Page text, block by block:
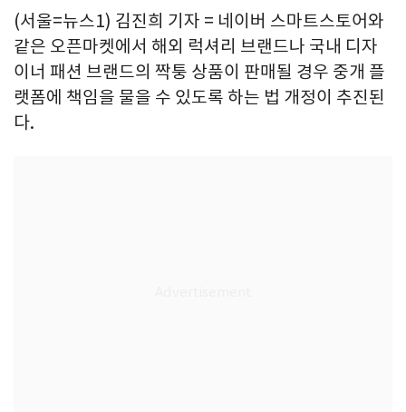
(서울=뉴스1) 김진희 기자 = 네이버 스마트스토어와
같은 오픈마켓에서 해외 럭셔리 브랜드나 국내 디자
이너 패션 브랜드의 짝퉁 상품이 판매될 경우 중개 플
랫폼에 책임을 물을 수 있도록 하는 법 개정이 추진된
다.